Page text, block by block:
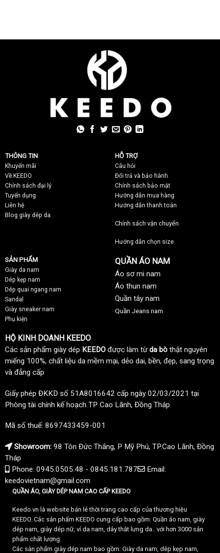
THÔNG TIN
Khuyến mãi
Về KEEDO
Chính sách đại lý
Tuyển dụng
Liên hệ
Blog giày dép da
HỖ TRỢ
Câu hỏi
Đổi trả và bảo hành
Chính sách bảo mật
Hướng dẫn mua hàng
Hướng dẫn thanh toán
Chính sách vận chuyển
Hướng dẫn chọn size
SẢN PHẨM
Giày da nam
Dép kẹp nam
Dép quai ngang nam
Sandal
Giày sneaker nam
Phụ kiện
QUẦN ÁO NAM
Áo sơ mi nam
Áo thun nam
Quần tây nam
Quần Jeans nam
HỘ KINH DOANH KEEDO
Các sản phẩm giày dép KEEDO được làm từda bò thật nguyên
miếng 100%, chất liệu da mềm mại, dẻo dai, bền, đẹp, sang trọng
và đẳng cấp
Giấy phép ĐKKD số 51A8016642 cấp ngày 02/03/2021 tại
Phòng tài chính kế hoạch TP Cao Lãnh, Đồng Tháp
Mã số thuế: 8697433459-001
Showroom: 98 Tôn Đức Thắng, P Mỹ Phú, TP.Cao Lãnh, Đồng
Tháp
Phone: 0945.0505.48 - 0845.181.787
Email:
keedovietnam@gmail.com
QUẦN ÁO, GIÀY DÉP NAM CAO CẤP KEEDO
Keedo.vn là website bán lẻ thời trang cao cấp của thương hiệu
KEEDO. Các sản phẩm KEEDO cung cấp bao gồm: Quần áo nam, giày
dép nam, giày dép nữ, ví da nam, dây thắt lưng da.. với hơn 3000 sản
phẩm chất lượng.
Các sản phẩm giày dép nam bao gồm: Giày da nam, dép kẹp nam,